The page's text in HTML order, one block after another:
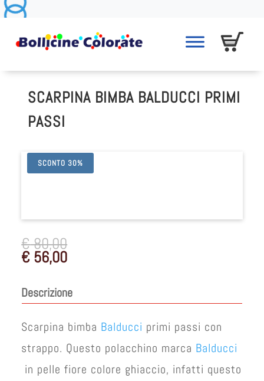
SCARPINA BIMBA BALDUCCI PRIMI
PASSI
SCONTO 30%
€80,00
€ 56,00
Descrizione
Scarpina bimba Balducci primi passi con
strappo. Questo polacchino marca Balducci
in pelle fiore colore ghiaccio, infatti questo